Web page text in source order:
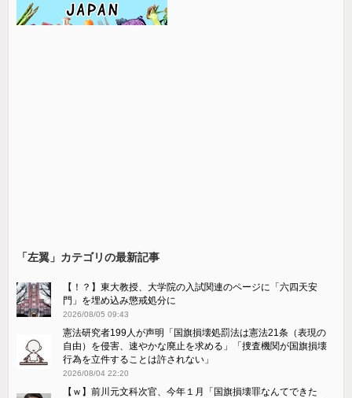
「左翼」カテゴリの最新記事
【！？】東大教授、大学院の入試関連のページに「六四天安
門」を埋め込み懲戒処分に
2026/08/05 09:43
憲法研究者199人が声明「国旗損壊処罰法は憲法21条（表現の
自由）を侵害、速やかな廃止を求める」「捜査機関が国旗損壊
行為を立件することは許されない」
2026/08/04 22:20
【ｗ】前川元文科次官、今年１月「国旗損壊罪なんてできた